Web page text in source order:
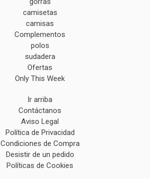
camisetas
camisas
Complementos
polos
sudadera
Ofertas
Only This Week
Ir arriba
Contáctanos
Aviso Legal
Política de Privacidad
Condiciones de Compra
Desistir de un pedido
Políticas de Cookies